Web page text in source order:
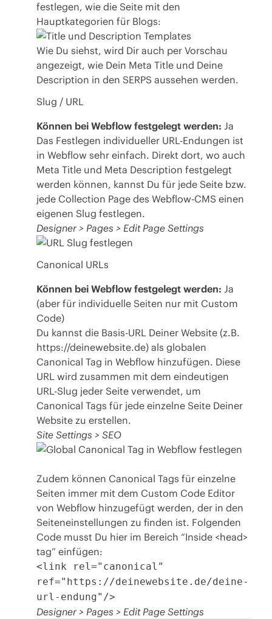
festlegen, wie die Seite mit den
Hauptkategorien für Blogs:
Wie Du siehst, wird Dir auch per Vorschau
angezeigt, wie Dein Meta Title und Deine
Description in den SERPS aussehen werden.
Slug / URL
Können bei Webflow festgelegt werden: Ja
Das Festlegen individueller URL-Endungen ist
in Webflow sehr einfach. Direkt dort, wo auch
Meta Title und Meta Description festgelegt
werden können, kannst Du für jede Seite bzw.
jede Collection Page des Webflow-CMS einen
eigenen Slug festlegen.
Designer > Pages > Edit Page Settings
Canonical URLs
Können bei Webflow festgelegt werden: Ja
(aber für individuelle Seiten nur mit Custom
Code)
Du kannst die Basis-URL Deiner Website (z.B.
https://deinewebsite.de) als globalen
Canonical Tag in Webflow hinzufügen. Diese
URL wird zusammen mit dem eindeutigen
URL-Slug jeder Seite verwendet, um
Canonical Tags für jede einzelne Seite Deiner
Website zu erstellen.
Site Settings > SEO
Zudem können Canonical Tags für einzelne
Seiten immer mit dem Custom Code Editor
von Webflow hinzugefügt werden, der in den
Seiteneinstellungen zu finden ist. Folgenden
Code musst Du hier im Bereich “Inside <head>
tag” einfügen:
<link rel="canonical"
ref="https://deinewebsite.de/deine-
url-endung"/>
Designer > Pages > Edit Page Settings